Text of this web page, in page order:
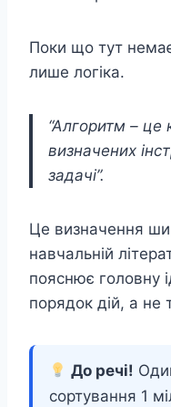
Поки що тут
лише логіка.
“Алгоритм – це
визначених
задачі”.
Це визначення
навчальній
пояснює головну
порядок дій, а не
До речі!
сортування 1